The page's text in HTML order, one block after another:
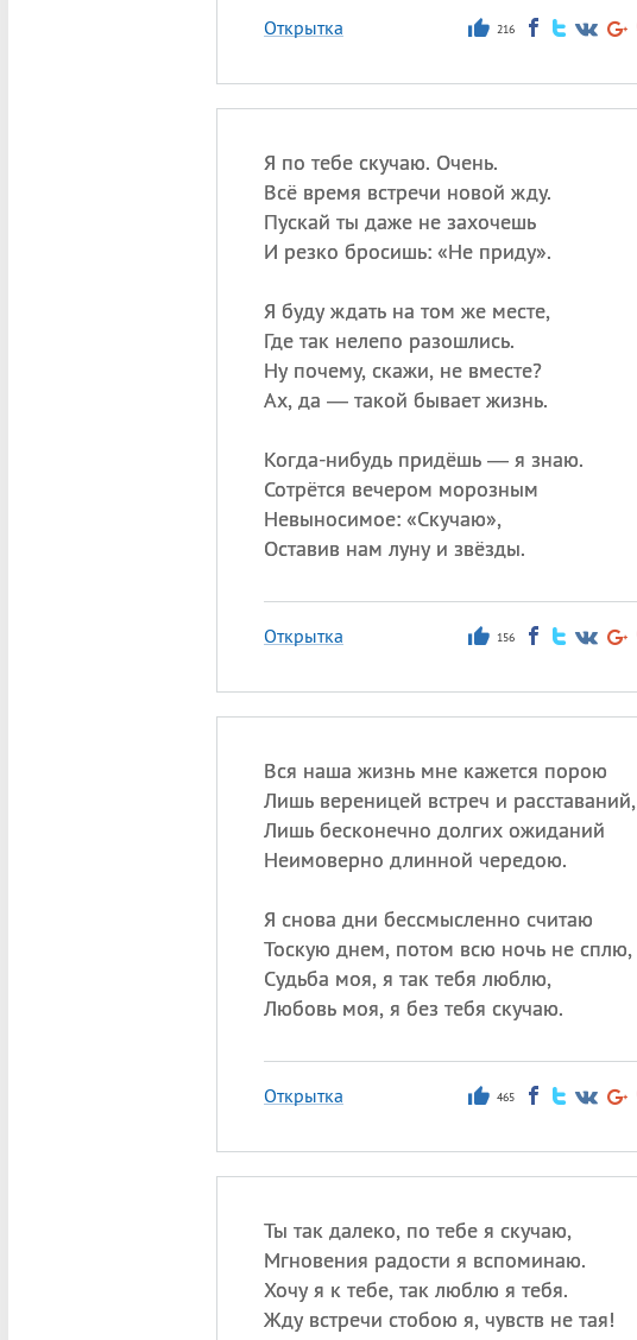
Открытка 216
Я по тебе скучаю. Очень.
Всё время встречи новой жду.
Пускай ты даже не захочешь
И резко бросишь: «Не приду».
Я буду ждать на том же месте,
Где так нелепо разошлись.
Ну почему, скажи, не вместе?
Ах, да — такой бывает жизнь.
Когда-нибудь придёшь — я знаю.
Сотрётся вечером морозным
Невыносимое: «Скучаю»,
Оставив нам луну и звёзды.
Открытка 156
Вся наша жизнь мне кажется порою
Лишь вереницей встреч и расставаний,
Лишь бесконечно долгих ожиданий
Неимоверно длинной чередою.
Я снова дни бессмысленно считаю
Тоскую днем, потом всю ночь не сплю,
Судьба моя, я так тебя люблю,
Любовь моя, я без тебя скучаю.
Открытка 465
Ты так далеко, по тебе я скучаю,
Мгновения радости я вспоминаю.
Хочу я к тебе, так люблю я тебя.
Жду встречи стобою я, чувств не тая!